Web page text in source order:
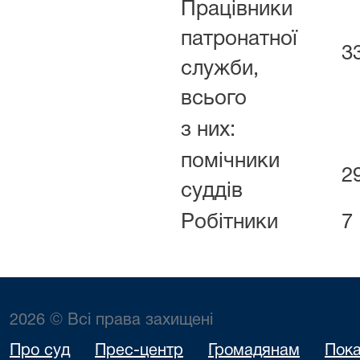
Працівники
патронатної
служби,
всього
з них:
помічники
суддів
Робітники 7
2026 © Всі права захищені
Про суд Прес-центр Громадянам